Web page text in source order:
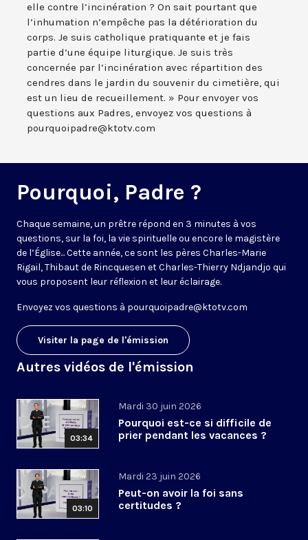
elle contre l’incinération ? On sait pourtant que
l’inhumation n’empêche pas la détérioration du
corps. Je suis catholique pratiquante et je fais
partie d’une équipe liturgique. Je suis très
concernée par l’incinération avec répartition des
cendres dans le jardin du souvenir du cimetière, qui
est un lieu de recueillement. » Pour envoyer vos
questions aux Padres, envoyez vos questions à
pourquoipadre@ktotv.com
Pourquoi, Padre ?
Chaque semaine, un prêtre répond en 3 minutes à vos
questions, sur la foi, la vie spirituelle ou encore le magistère
de l’Église... Cette année, ce sont les pères Charles-Marie
Rigail, Thibaut de Rincquesen et Charles-Thierry Ndjandjo qui
vous proposent leur réflexion et leur éclairage.
Envoyez vos questions à pourquoipadre@ktotv.com
Visiter la page de l'émission
Autres vidéos de l'émission
03:34
Mardi 30 juin 2026
Pourquoi est-ce si difficile de
prier pendant les vacances ?
03:10
Mardi 23 juin 2026
Peut-on avoir la foi sans
certitudes ?